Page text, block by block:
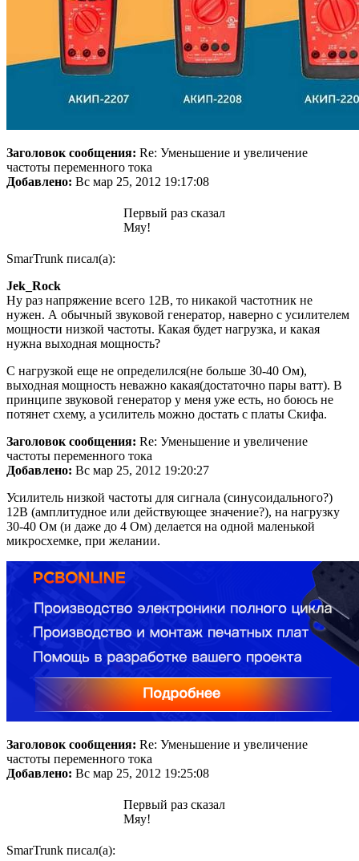
Заголовок сообщения: Re: Уменьшение и увеличение
частоты переменного тока
Добавлено: Вс мар 25, 2012 19:17:08
Первый раз сказал
Мяу!
SmarTrunk писал(а):
Jek_Rock
Ну раз напряжение всего 12В, то никакой частотник не
нужен. А обычный звуковой генератор, наверно с усилителем
мощности низкой частоты. Какая будет нагрузка, и какая
нужна выходная мощность?
С нагрузкой еще не определился(не больше 30-40 Ом),
выходная мощность неважно какая(достаточно пары ватт). В
принципе звуковой генератор у меня уже есть, но боюсь не
потянет схему, а усилитель можно достать с платы Скифа.
Заголовок сообщения: Re: Уменьшение и увеличение
частоты переменного тока
Добавлено: Вс мар 25, 2012 19:20:27
Усилитель низкой частоты для сигнала (синусоидального?)
12В (амплитудное или действующее значение?), на нагрузку
30-40 Ом (и даже до 4 Ом) делается на одной маленькой
микросхемке, при желании.
Заголовок сообщения: Re: Уменьшение и увеличение
частоты переменного тока
Добавлено: Вс мар 25, 2012 19:25:08
Первый раз сказал
Мяу!
SmarTrunk писал(а):